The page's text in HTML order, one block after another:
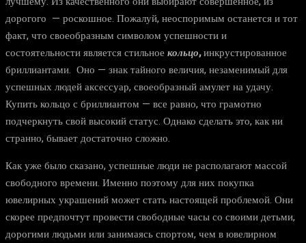
дорогого — роскошное. Пожалуй, неоспоримым останется и тот
факт, что своеобразным символом успешности и
состоятельности является стильное кольцо,инкрустированное
бриллиантами. Оно — знак тайного величия, незаменимый для
успешных людей аксессуар, своеобразный амулет на удачу.
Купить кольцо с бриллиантом — все равно, что грамотно
подчеркнуть свой высокий статус. Однако сделать это, как ни
странно, бывает достаточно сложно.
Как уже было сказано, успешные люди не располагают массой
свободного времени. Именно поэтому для них покупка
ювелирных украшений может стать настоящей проблемой. Они
скорее предпочтут провести свободные часы со своими детьми,
дорогими людьми или занимаясь спортом, чем в ювелирном